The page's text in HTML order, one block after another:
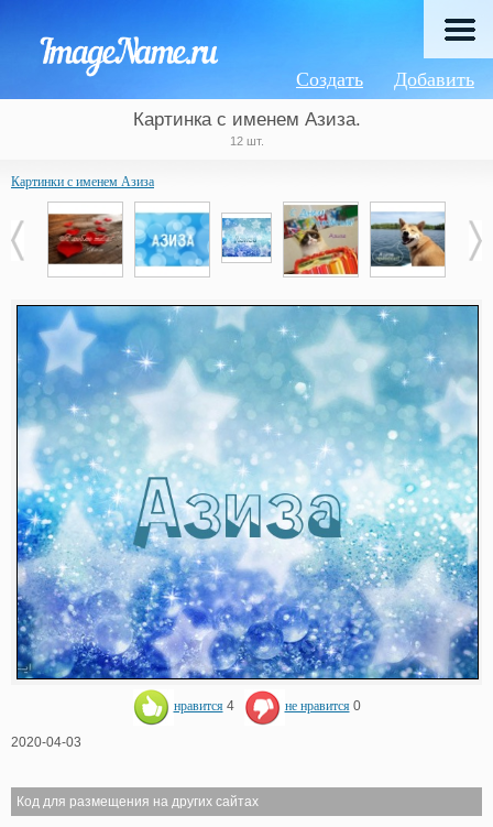
Добавить
Создать
Картинка с именем Азиза.
12 шт.
Картинки с именем Азиза
нравится 4 не нравится 0
2020-04-03
Код для размещения на других сайтах